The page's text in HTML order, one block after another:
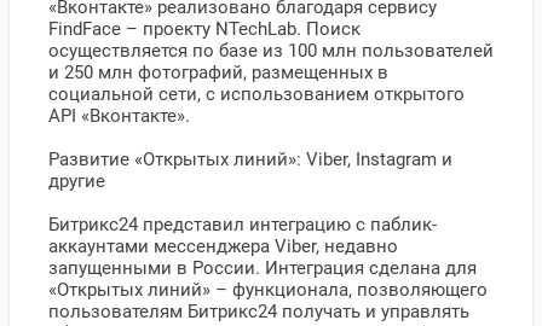
«Вконтакте» реализовано благодаря сервису
FindFace – проекту NTechLab. Поиск
осуществляется по базе из 100 млн пользователей
и 250 млн фотографий, размещенных в
социальной сети, с использованием открытого
API «Вконтакте».
Развитие «Открытых линий»: Viber, Instagram и
другие
Битрикс24 представил интеграцию с паблик-
аккаунтами мессенджера Viber, недавно
запущенными в России. Интеграция сделана для
«Открытых линий» – функционала, позволяющего
пользователям Битрикс24 получать и управлять